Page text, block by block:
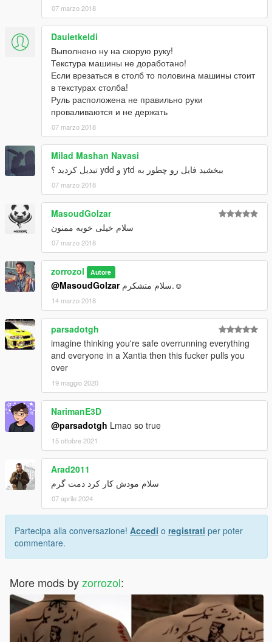
07 marzo 2018
Dauletkeldi
Выполнено ну на скорую руку!
Текстура машины не доработано!
Если врезаться в столб то половина машины стоит
в текстурах столба!
Руль расположена не правильно руки
проваливаются и не держать
07 marzo 2018
Milad Mashan Navasi
ببخشید فایل رو چطور به ytd و ydd تبدیل کردید ؟
07 marzo 2018
MasoudGolzar
سلام خیلی خوبه ممنون
07 marzo 2018
zorrozol Autore
@MasoudGolzar سلام متشکرم.☺
14 marzo 2018
parsadotgh
imagine thinking you're safe overrunning everything
and everyone in a Xantia then this fucker pulls you
over
19 maggio 2020
NarimanE3D
@parsadotgh Lmao so true
15 ottobre 2021
Arad2011
سلام مودش کار کرد دمت گرم
07 aprile 2024
Partecipa alla conversazione! Accedi o registrati per poter
commentare.
More mods byzorrozol: